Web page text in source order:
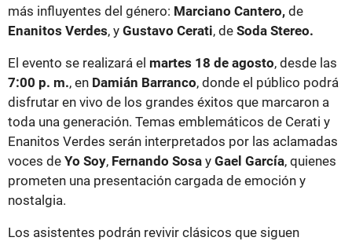
más influyentes del género: Marciano Cantero, de
Enanitos Verdes, y Gustavo Cerati, de Soda Stereo.
El evento se realizará el martes 18 de agosto, desde las
7:00 p. m., en Damián Barranco, donde el público podrá
disfrutar en vivo de los grandes éxitos que marcaron a
toda una generación. Temas emblemáticos de Cerati y
Enanitos Verdes serán interpretados por las aclamadas
voces de Yo Soy, Fernando Sosa y Gael García, quienes
prometen una presentación cargada de emoción y
nostalgia.
Los asistentes podrán revivir clásicos que siguen